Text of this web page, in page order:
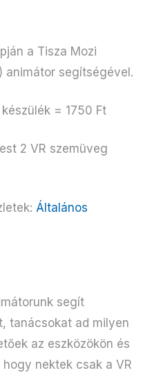
a Tisza Mozi
animátor segítségével.
= 1750 Ft
2 VR szemüveg
Általános
segít
tanácsokat ad milyen
az eszközökön és
nektek csak a VR